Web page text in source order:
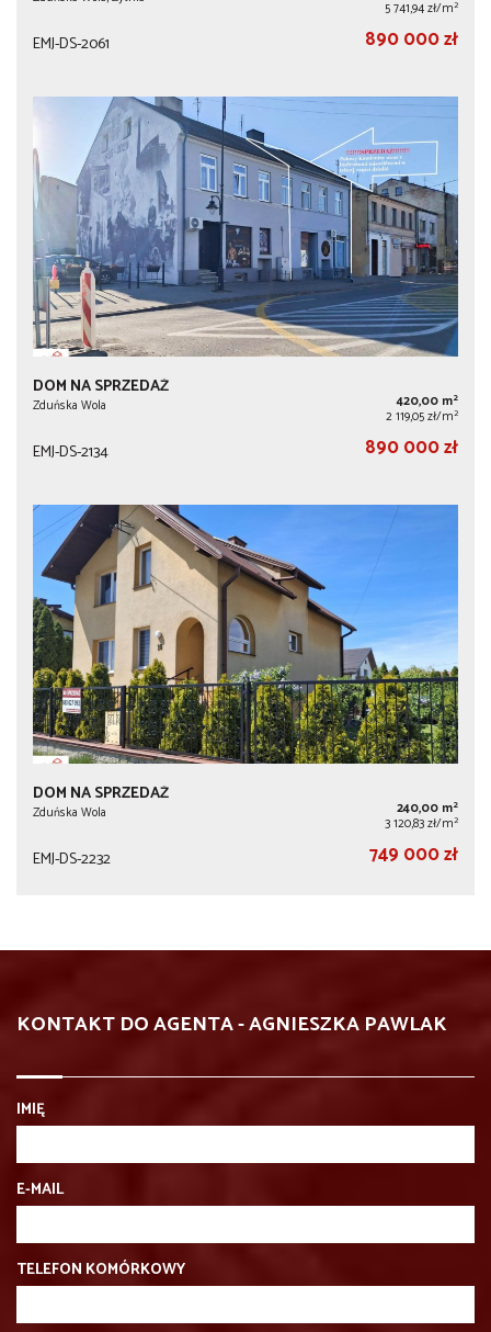
5 741,94 zł/m2
EMJ-DS-2061 890 000 zł
DOM NA SPRZEDAŻ
Zduńska Wola 420,00 m2
2 119,05 zł/m2
EMJ-DS-2134 890 000 zł
DOM NA SPRZEDAŻ
Zduńska Wola 240,00 m2
3 120,83 zł/m2
EMJ-DS-2232 749 000 zł
KONTAKT DO AGENTA - AGNIESZKA PAWLAK
IMIĘ
E-MAIL
TELEFON KOMÓRKOWY